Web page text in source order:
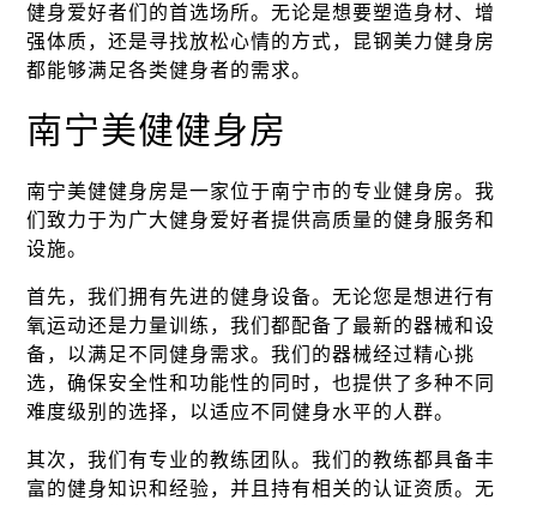
健身爱好者们的首选场所。无论是想要塑造身材、增
强体质，还是寻找放松心情的方式，昆钢美力健身房
都能够满足各类健身者的需求。
南宁美健健身房
南宁美健健身房是一家位于南宁市的专业健身房。我
们致力于为广大健身爱好者提供高质量的健身服务和
设施。
首先，我们拥有先进的健身设备。无论您是想进行有
氧运动还是力量训练，我们都配备了最新的器械和设
备，以满足不同健身需求。我们的器械经过精心挑
选，确保安全性和功能性的同时，也提供了多种不同
难度级别的选择，以适应不同健身水平的人群。
其次，我们有专业的教练团队。我们的教练都具备丰
富的健身知识和经验，并且持有相关的认证资质。无